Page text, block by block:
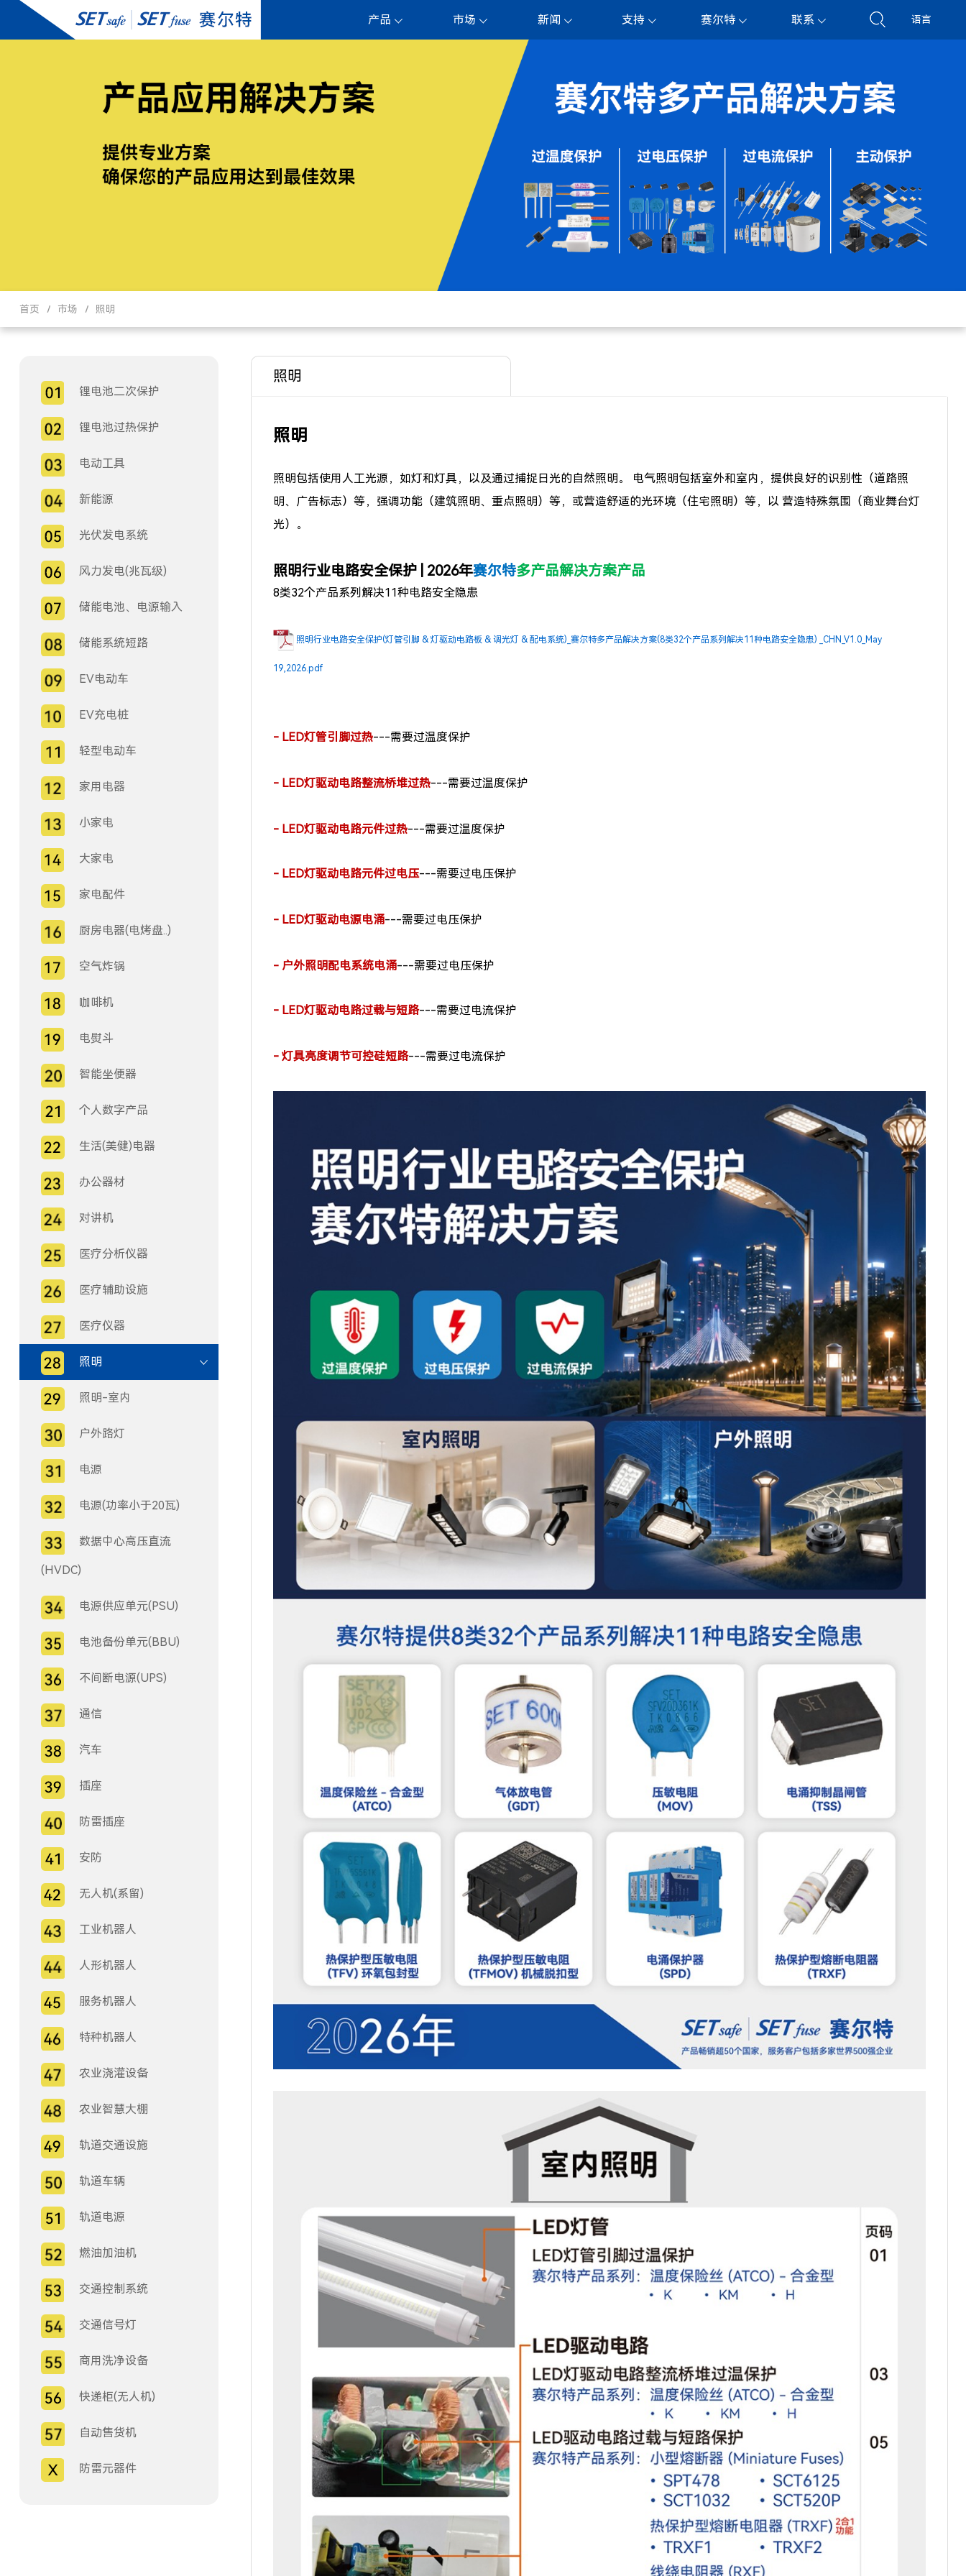
产品 市场 新闻 支持 赛尔特 联系 语言
首页 市场 照明
锂电池二次保护
锂电池过热保护
电动工具
新能源
光伏发电系统
风力发电(兆瓦级)
储能电池、电源输入
储能系统短路
EV电动车
EV充电桩
轻型电动车
家用电器
小家电
大家电
家电配件
厨房电器(电烤盘..)
空气炸锅
咖啡机
电熨斗
智能坐便器
个人数字产品
生活(美健)电器
办公器材
对讲机
医疗分析仪器
医疗辅助设施
医疗仪器
照明
照明-室内
户外路灯
电源
电源(功率小于20瓦)
数据中心高压直流
(HVDC)
电源供应单元(PSU)
电池备份单元(BBU)
不间断电源(UPS)
通信
汽车
插座
防雷插座
安防
无人机(系留)
工业机器人
人形机器人
服务机器人
特种机器人
农业浇灌设备
农业智慧大棚
轨道交通设施
轨道车辆
轨道电源
燃油加油机
交通控制系统
交通信号灯
商用洗净设备
快递柜(无人机)
自动售货机
防雷元器件
照明
照明
照明包括使用人工光源，如灯和灯具，以及通过捕捉日光的自然照明。 电气照明包括室外和室内，提供良好的识别性（道路照
明、广告标志）等，强调功能（建筑照明、重点照明）等，或营造舒适的光环境（住宅照明）等，以 营造特殊氛围（商业舞台灯
光）。
照明行业电路安全保护 | 2026年赛尔特多产品解决方案产品
8类32个产品系列解决11种电路安全隐患
照明行业电路安全保护(灯管引脚 & 灯驱动电路板 & 调光灯 & 配电系统)_赛尔特多产品解决方案(8类32个产品系列解决11种电路安全隐患) _CHN_V1.0_May
19,2026.pdf
- LED灯管引脚过热---需要过温度保护
- LED灯驱动电路整流桥堆过热---需要过温度保护
- LED灯驱动电路元件过热---需要过温度保护
- LED灯驱动电路元件过电压---需要过电压保护
- LED灯驱动电源电涌---需要过电压保护
- 户外照明配电系统电涌---需要过电压保护
- LED灯驱动电路过载与短路---需要过电流保护
- 灯具亮度调节可控硅短路---需要过电流保护